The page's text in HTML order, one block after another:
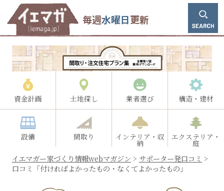
毎週水曜日更新
資金計画 土地探し 業者選び 構造・建材
設備 間取り インテリア・収
納
エクステリア・
庭
イエマガー家づくり情報webマガジン > サポーター発口コミ >
口コミ「付ければよかったもの・なくてよかったもの」